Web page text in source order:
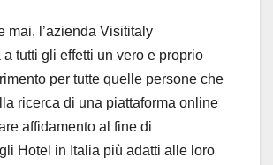
mai, l’azienda Visititaly
a tutti gli effetti un vero e proprio
per tutte quelle persone che
ricerca di una piattaforma online
affidamento al fine di
Hotel in Italia più adatti alle loro